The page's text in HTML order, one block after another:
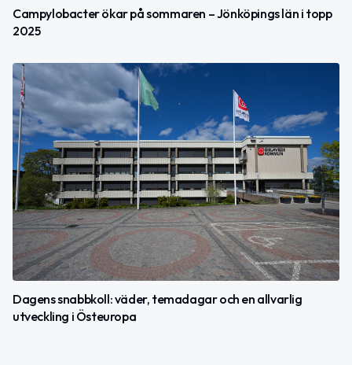
Campylobacter ökar på sommaren – Jönköpings län i topp
2025
Dagens snabbkoll: väder, temadagar och en allvarlig
utveckling i Östeuropa